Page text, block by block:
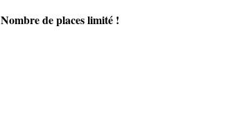
Nombre de places limité !